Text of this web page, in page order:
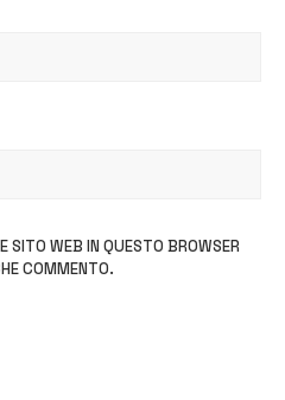
SITO WEB IN QUESTO BROWSER
COMMENTO.